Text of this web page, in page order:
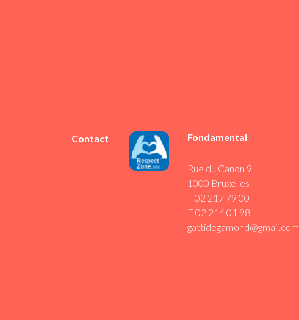
Contact Fondamental
Rue du Canon 9
1000 Bruxelles
T 02 217 79 00
F 02 214 01 98
gattidegamond@gmail.com